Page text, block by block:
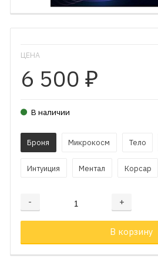
ЦЕНА
6 500 ₽
В наличии
Броня Микрокосм Тело
Интуиция Ментал Корсар
- +
Добавляется...
В корзину
Добавлен